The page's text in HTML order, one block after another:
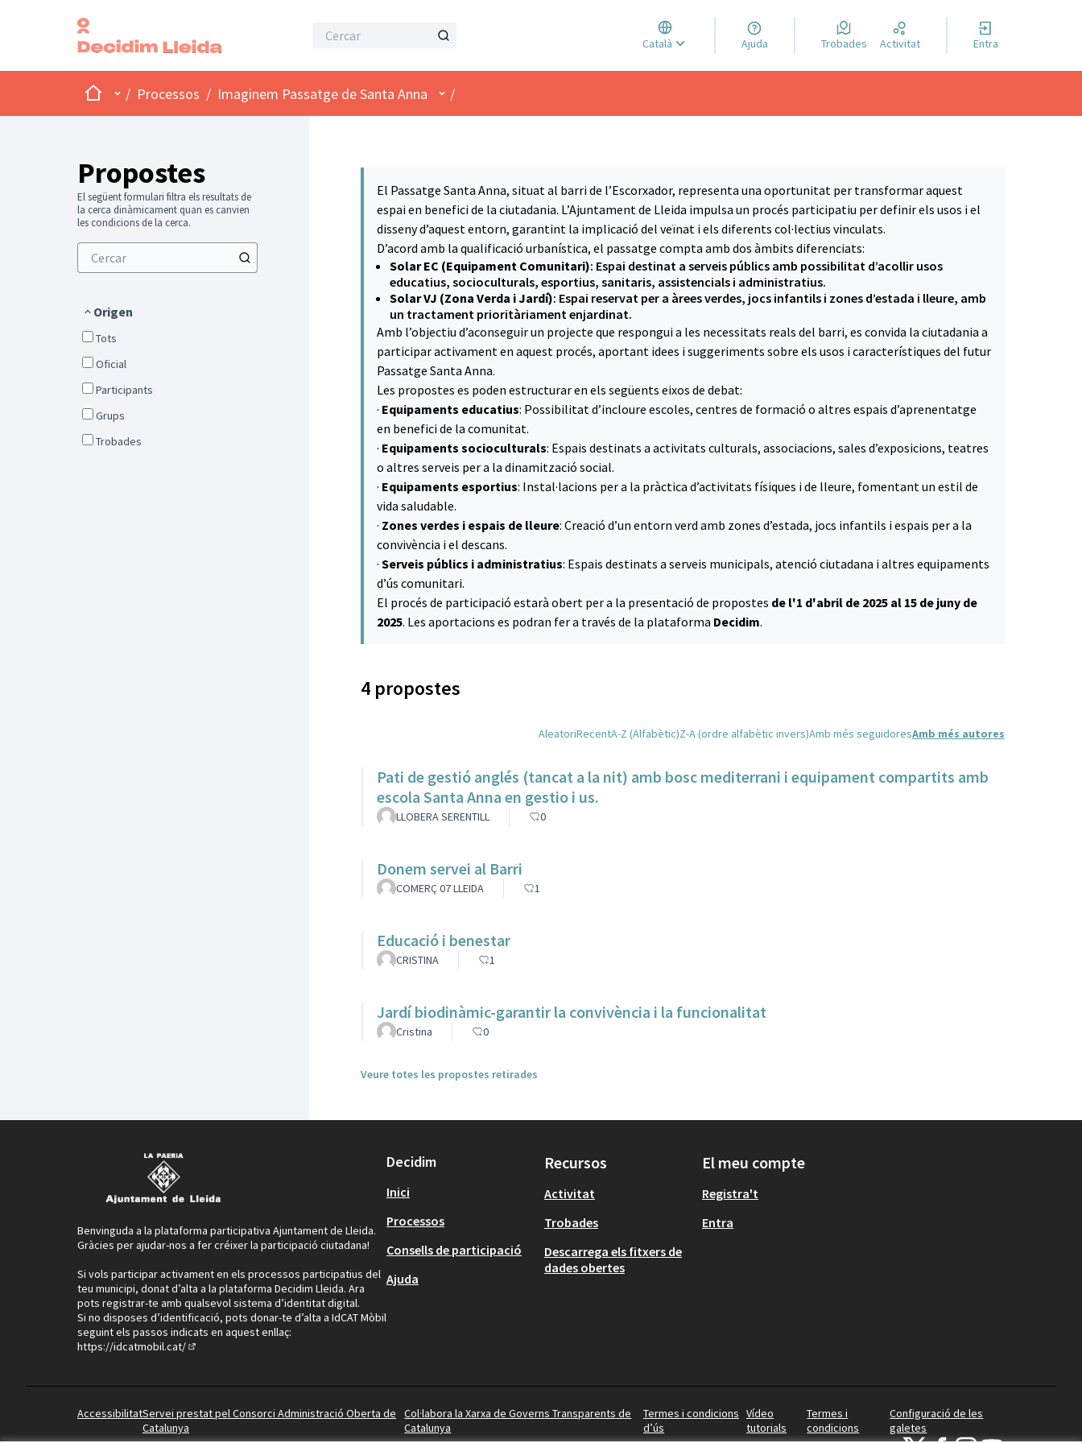
Català
Triar la llengua
Elegir el idioma
Ajuda Trobades Activitat Entra
Inici Menú principal
/ Processos / Imaginem Passatge de Santa Anna Menú d'usuari
/
Propostes
El següent formulari filtra els resultats de
la cerca dinàmicament quan es canvien
les condicions de la cerca.
Origen
Tots
Oficial
Participants
Grups
Trobades
El Passatge Santa Anna, situat al barri de l’Escorxador, representa una oportunitat per transformar aquest
espai en benefici de la ciutadania. L’Ajuntament de Lleida impulsa un procés participatiu per definir els usos i el
disseny d’aquest entorn, garantint la implicació del veïnat i els diferents col·lectius vinculats.
D’acord amb la qualificació urbanística, el passatge compta amb dos àmbits diferenciats:
Solar EC (Equipament Comunitari): Espai destinat a serveis públics amb possibilitat d’acollir usos
educatius, socioculturals, esportius, sanitaris, assistencials i administratius.
Solar VJ (Zona Verda i Jardí): Espai reservat per a àrees verdes, jocs infantils i zones d’estada i lleure, amb
un tractament prioritàriament enjardinat.
Amb l’objectiu d’aconseguir un projecte que respongui a les necessitats reals del barri, es convida la ciutadania a
participar activament en aquest procés, aportant idees i suggeriments sobre els usos i característiques del futur
Passatge Santa Anna.
Les propostes es poden estructurar en els següents eixos de debat:
· Equipaments educatius: Possibilitat d’incloure escoles, centres de formació o altres espais d’aprenentatge
en benefici de la comunitat.
· Equipaments socioculturals: Espais destinats a activitats culturals, associacions, sales d’exposicions, teatres
o altres serveis per a la dinamització social.
· Equipaments esportius: Instal·lacions per a la pràctica d’activitats físiques i de lleure, fomentant un estil de
vida saludable.
· Zones verdes i espais de lleure: Creació d’un entorn verd amb zones d’estada, jocs infantils i espais per a la
convivència i el descans.
· Serveis públics i administratius: Espais destinats a serveis municipals, atenció ciutadana i altres equipaments
d’ús comunitari.
El procés de participació estarà obert per a la presentació de propostes de l'1 d'abril de 2025 al 15 de juny de
2025. Les aportacions es podran fer a través de la plataforma Decidim.
4 propostes
AleatoriRecentA-Z (Alfabètic)Z-A (ordre alfabètic invers)Amb més seguidoresAmb més autores
Pati de gestió anglés (tancat a la nit) amb bosc mediterrani i equipament compartits amb
escola Santa Anna en gestio i us.
LLOBERA SERENTILL 0
Donem servei al Barri
COMERÇ 07 LLEIDA 1
Educació i benestar
CRISTINA 1
Jardí biodinàmic-garantir la convivència i la funcionalitat
Cristina 0
Veure totes les propostes retirades
Benvinguda a la plataforma participativa Ajuntament de Lleida.
Gràcies per ajudar-nos a fer créixer la participació ciutadana!
Si vols participar activament en els processos participatius del
teu municipi, donat d’alta a la plataforma Decidim Lleida. Ara
pots registrar-te amb qualsevol sistema d’identitat digital.
Si no disposes d’identificació, pots donar-te d’alta a IdCAT Mòbil
seguint els passos indicats en aquest enllaç:
https://idcatmobil.cat/
Decidim
Inici
Processos
Consells de participació
Ajuda
Recursos
Activitat
Trobades
Descarrega els fitxers de
dades obertes
El meu compte
Registra't
Entra
AccessibilitatServei prestat pel Consorci Administració Oberta de
Catalunya
Col·labora la Xarxa de Governs Transparents de
Catalunya
Termes i condicions
d’ús
Vídeo
tutorials
Termes i
condicions
Configuració de les
galetes